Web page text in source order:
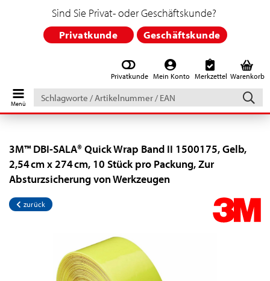
Privatkunde Mein Konto Merkzettel Warenkorb
Schlagworte
/
Artikelnummer
EAN
Sind Sie Privat- oder Geschäftskunde?
Privatkunde Geschäftskunde
3M™ DBI-SALA® Quick Wrap Band II 1500175, Gelb,
2,54 cm x 274 cm, 10 Stück pro Packung, Zur
Absturzsicherung von Werkzeugen
zurück